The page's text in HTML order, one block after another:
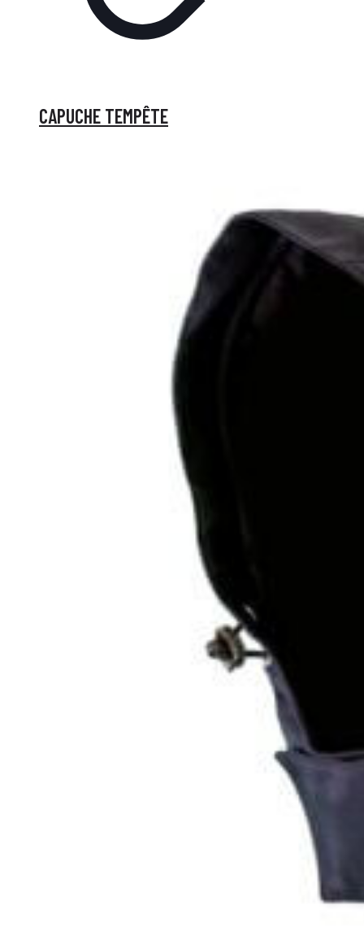
CAPUCHE TEMPÊTE